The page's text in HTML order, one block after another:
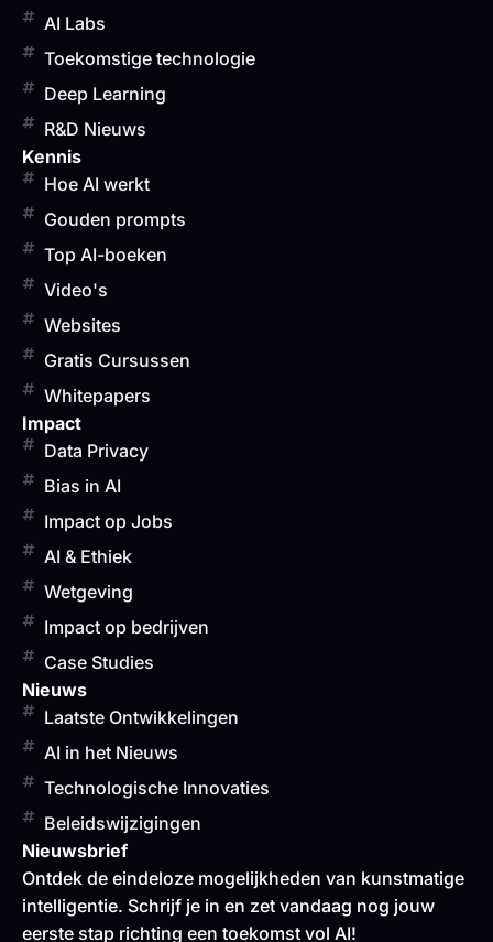
AI Labs
Toekomstige technologie
Deep Learning
R&D Nieuws
Kennis
Hoe AI werkt
Gouden prompts
Top AI-boeken
Video's
Websites
Gratis Cursussen
Whitepapers
Impact
Data Privacy
Bias in AI
Impact op Jobs
AI & Ethiek
Wetgeving
Impact op bedrijven
Case Studies
Nieuws
Laatste Ontwikkelingen
AI in het Nieuws
Technologische Innovaties
Beleidswijzigingen
Nieuwsbrief
Ontdek de eindeloze mogelijkheden van kunstmatige
intelligentie. Schrijf je in en zet vandaag nog jouw
eerste stap richting een toekomst vol AI!